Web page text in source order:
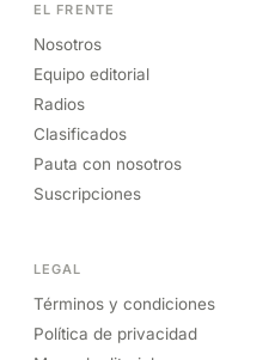
EL FRENTE
Nosotros
Equipo editorial
Radios
Clasificados
Pauta con nosotros
Suscripciones
LEGAL
Términos y condiciones
Política de privacidad